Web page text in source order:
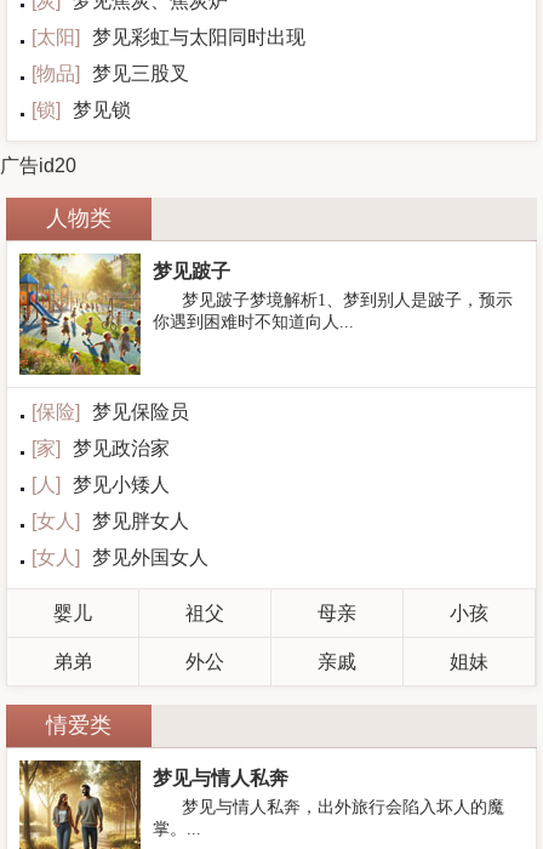
[太阳]
梦见彩虹与太阳同时出现
[物品]
梦见三股叉
[锁] 梦见锁
广告id20
人物类
梦见跛子
梦见跛子梦境解析1、梦到别人是跛子，预示
你遇到困难时不知道向人...
[保险]
梦见保险员
[家]
梦见政治家
[人 ]
梦见小矮人
[女人 ]
梦见胖女人
[女人 ] 梦见外国女人
婴儿 祖父 母亲 小孩
弟弟 外公 亲戚 姐妹
情爱类
梦见与情人私奔
梦见与情人私奔，出外旅行会陷入坏人的魔
掌。...